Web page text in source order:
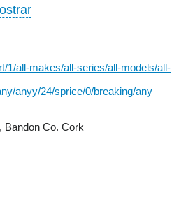
1/all-makes/all-series/all-models/all-
anyy/24/sprice/0/breaking/any
Bandon Co. Cork